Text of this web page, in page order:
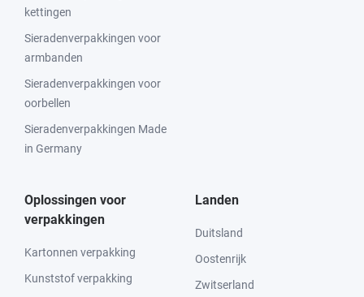
kettingen
Sieradenverpakkingen voor
armbanden
Sieradenverpakkingen voor
oorbellen
Sieradenverpakkingen Made
in Germany
Oplossingen voor
verpakkingen
Kartonnen verpakking
Kunststof verpakking
Landen
Duitsland
Oostenrijk
Zwitserland